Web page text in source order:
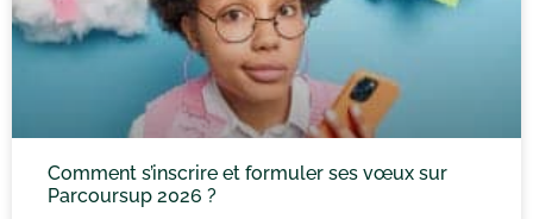
Comment s’inscrire et formuler ses vœux sur
Parcoursup 2026 ?